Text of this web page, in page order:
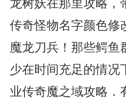
龙树妖在那里攻略，
传奇怪物名字颜色修
魔龙刀兵！那些鳄鱼
少在时间充足的情况
业传奇魔之域攻略．